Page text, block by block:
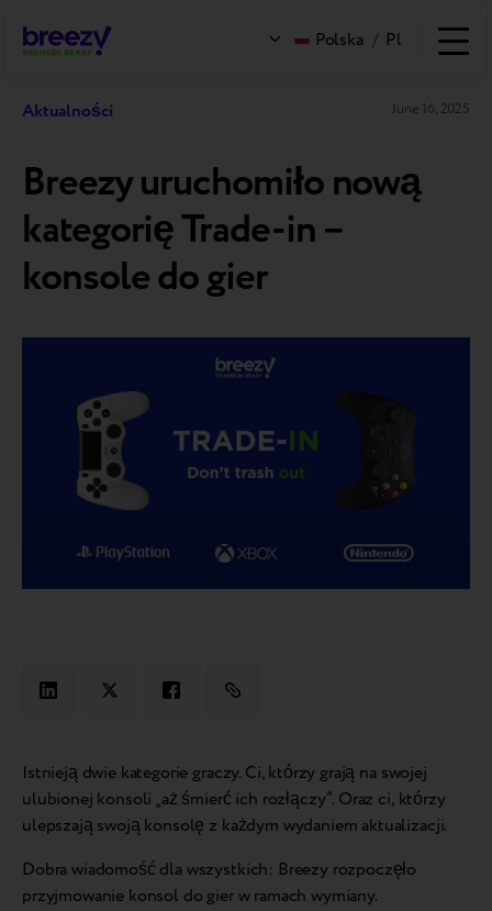
Polska / Pl
Aktualności June 16, 2025
Breezy uruchomiło nową
kategorię Trade-in –
konsole do gier
Istnieją dwie kategorie graczy. Ci, którzy grają na swojej
ulubionej konsoli „aż śmierć ich rozłączy”. Oraz ci, którzy
ulepszają swoją konsolę z każdym wydaniem aktualizacji.
Dobra wiadomość dla wszystkich: Breezy rozpoczęło
przyjmowanie konsol do gier w ramach wymiany.